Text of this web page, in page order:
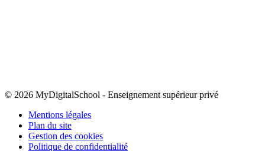
© 2026 MyDigitalSchool - Enseignement supérieur privé
Mentions légales
Plan du site
Gestion des cookies
Politique de confidentialité